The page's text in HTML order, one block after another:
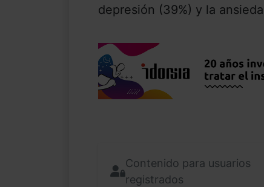
depresión (39%) y la
Contenido para usuarios
registrados